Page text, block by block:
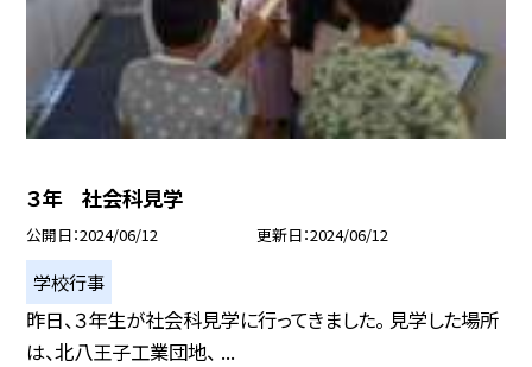
３年 社会科見学
公開日 2024/06/12 更新日 2024/06/12
学校行事
昨日、３年生が社会科見学に行ってきました。 見学した場所
は、北八王子工業団地、 ...